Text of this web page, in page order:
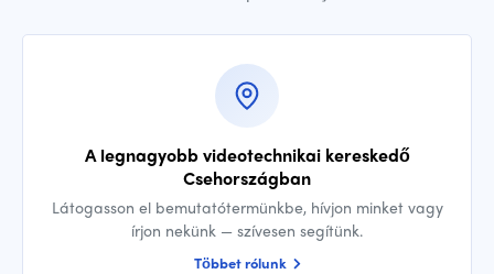
A legnagyobb videotechnikai kereskedő
Csehországban
Látogasson el bemutatótermünkbe, hívjon minket vagy
írjon nekünk — szívesen segítünk.
Többet rólunk